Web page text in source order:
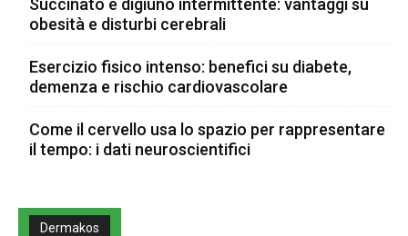
Succinato e digiuno intermittente: vantaggi su
obesità e disturbi cerebrali
Esercizio fisico intenso: benefici su diabete,
demenza e rischio cardiovascolare
Come il cervello usa lo spazio per rappresentare
il tempo: i dati neuroscientifici
Dermakos